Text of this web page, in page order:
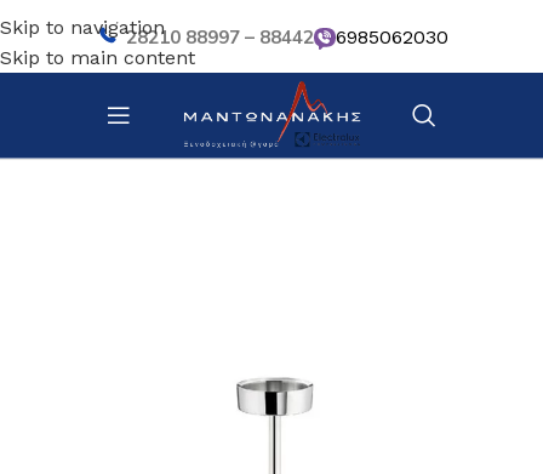
Skip to navigation
Skip to main content
28210 88997 – 88442 6985062030
Αρχική σελίδα/ Bar – Wine – Café